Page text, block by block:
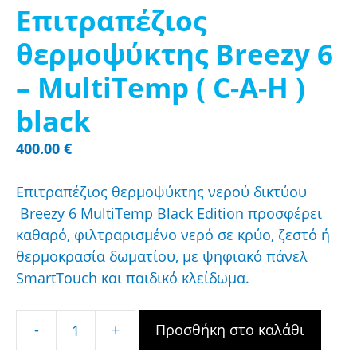
Επιτραπέζιος
θερμοψύκτης Breezy 6
– MultiTemp ( C-A-H )
black
400.00 €
Επιτραπέζιος θερμοψύκτης νερού δικτύου
Breezy 6 MultiTemp Black Edition προσφέρει
καθαρό, φιλτραρισμένο νερό σε κρύο, ζεστό ή
θερμοκρασία δωματίου, με ψηφιακό πάνελ
SmartTouch και παιδικό κλείδωμα.
Επιτραπέζιος
Προσθήκη στο καλάθι